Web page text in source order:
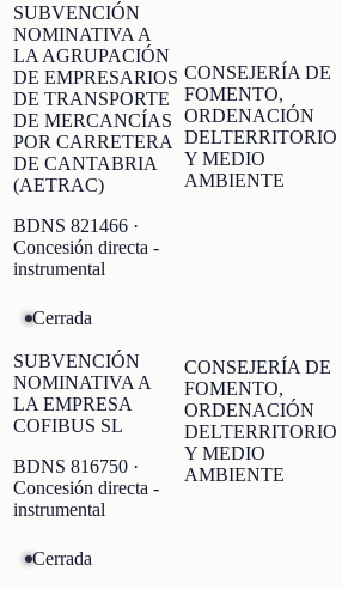
SUBVENCIÓN
NOMINATIVA A
LA AGRUPACIÓN
DE EMPRESARIOS
DE TRANSPORTE
DE MERCANCÍAS
POR CARRETERA
DE CANTABRIA
(AETRAC)
BDNS 821466 ·
Concesión directa -
instrumental
CONSEJERÍA DE
FOMENTO,
ORDENACIÓN
DELTERRITORIO
Y MEDIO
AMBIENTE
Cerrada
SUBVENCIÓN
NOMINATIVA A
LA EMPRESA
COFIBUS SL
BDNS 816750 ·
Concesión directa -
instrumental
CONSEJERÍA DE
FOMENTO,
ORDENACIÓN
DELTERRITORIO
Y MEDIO
AMBIENTE
Cerrada